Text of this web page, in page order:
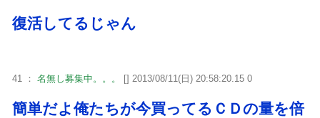
復活してるじゃん
41 ： 名無し募集中。。。 [] 2013/08/11(日) 20:58:20.15 0
簡単だよ俺たちが今買ってるＣＤの量を倍